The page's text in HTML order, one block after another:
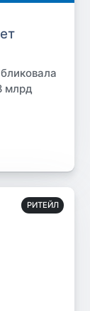
млрд
РИТЕЙЛ